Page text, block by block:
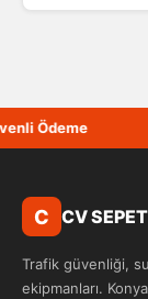
Ödeme ✦
C CV
Trafik güvenliği,
ekipmanları.